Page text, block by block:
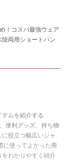
！コスパ最強ウェア
両用ショートパン
ムを紹介する
便利グッズ、持ち物
役立つ幅広いジャ
に使ってよかった商
わかりやすく紹介